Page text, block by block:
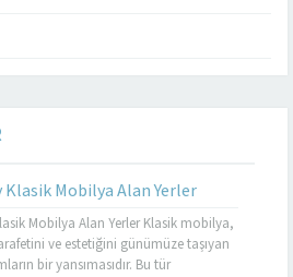
Klasik Mobilya Alan Yerler
Mobilya Alan Yerler Klasik mobilya,
ve estetiğini günümüze taşıyan
bir yansımasıdır. Bu tür